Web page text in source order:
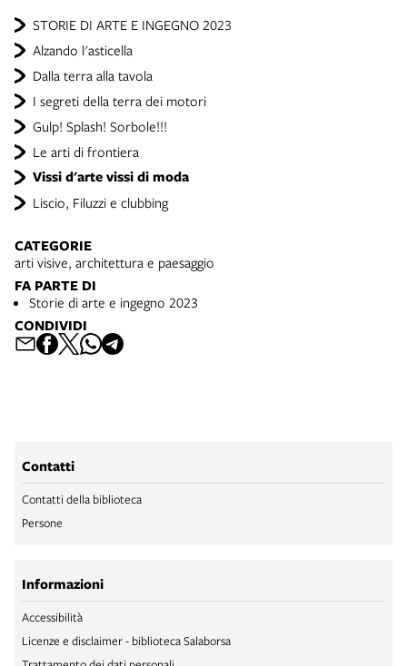
STORIE DI ARTE E INGEGNO 2023
Alzando l'asticella
Dalla terra alla tavola
I segreti della terra dei motori
Gulp! Splash! Sorbole!!!
Le arti di frontiera
Vissi d'arte vissi di moda
Liscio, Filuzzi e clubbing
CATEGORIE
arti visive, architettura e paesaggio
FA PARTE DI
Storie di arte e ingegno 2023
CONDIVIDI
Contatti
Contatti della biblioteca
Persone
Informazioni
Accessibilità
Licenze e disclaimer - biblioteca Salaborsa